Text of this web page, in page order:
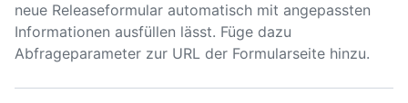
neue Releaseformular automatisch mit angepassten
Informationen ausfüllen lässt. Füge dazu
Abfrageparameter zur URL der Formularseite hinzu.